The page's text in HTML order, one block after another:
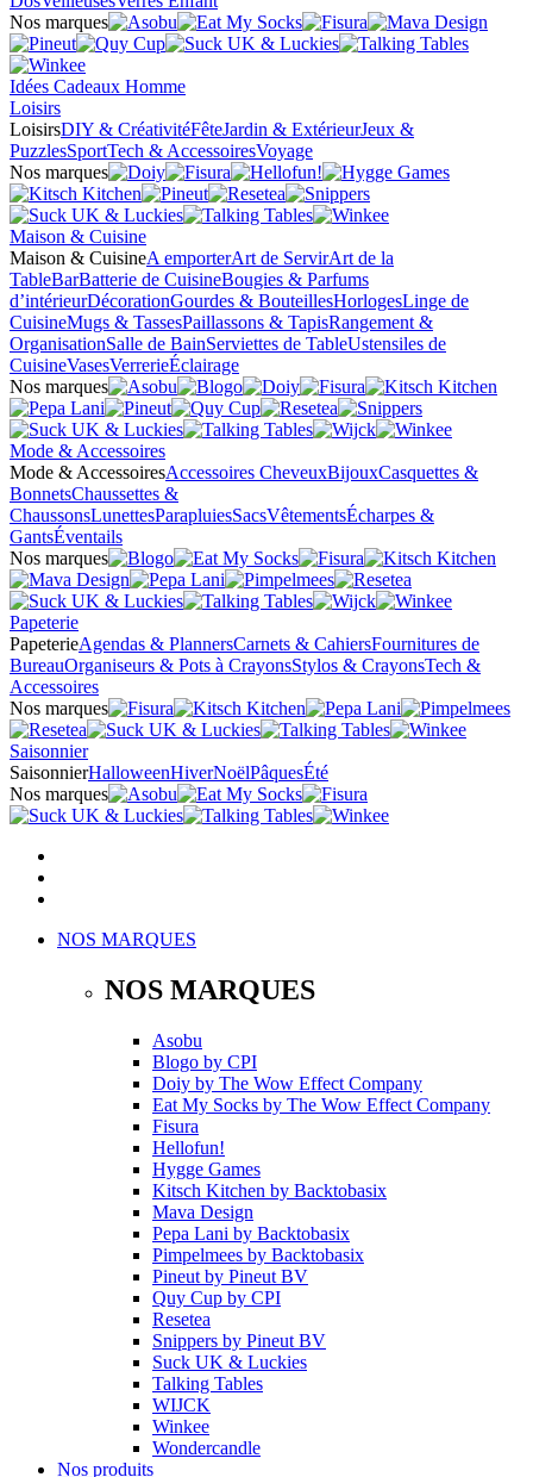
Nos marques
Idées Cadeaux Homme
Loisirs
LoisirsDIY & CréativitéFêteJardin & ExtérieurJeux &
PuzzlesSportTech & AccessoiresVoyage
Nos marques
Maison & Cuisine
Maison & CuisineA emporterArt de ServirArt de la
TableBarBatterie de CuisineBougies & Parfums
d’intérieurDécorationGourdes & BouteillesHorlogesLinge de
CuisineMugs & TassesPaillassons & TapisRangement &
OrganisationSalle de BainServiettes de TableUstensiles de
CuisineVasesVerrerieÉclairage
Nos marques
Mode & Accessoires
Mode & AccessoiresAccessoires CheveuxBijouxCasquettes &
BonnetsChaussettes &
ChaussonsLunettesParapluiesSacsVêtementsÉcharpes &
GantsÉventails
Nos marques
Papeterie
PapeterieAgendas & PlannersCarnets & CahiersFournitures de
BureauOrganiseurs & Pots à CrayonsStylos & CrayonsTech &
Accessoires
Nos marques
Saisonnier
SaisonnierHalloweenHiverNoëlPâquesÉté
Nos marques
NOS MARQUES
NOS MARQUES
Asobu
Blogo by CPI
Doiy by The Wow Effect Company
Eat My Socks by The Wow Effect Company
Fisura
Hellofun!
Hygge Games
Kitsch Kitchen by Backtobasix
Mava Design
Pepa Lani by Backtobasix
Pimpelmees by Backtobasix
Pineut by Pineut BV
Quy Cup by CPI
Resetea
Snippers by Pineut BV
Suck UK & Luckies
Talking Tables
WIJCK
Winkee
Wondercandle
Nos produits